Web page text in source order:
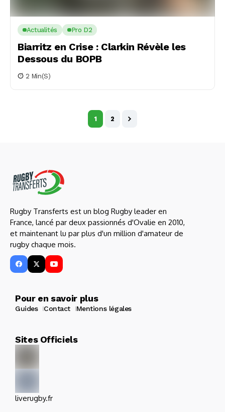
Actualités Pro D2
Biarritz en Crise : Clarkin Révèle les
Dessous du BOPB
2 Min(s)
1 2
Rugby Transferts est un blog Rugby leader en
France, lancé par deux passionnés d'Ovalie en 2010,
et maintenant lu par plus d'un million d'amateur de
rugby chaque mois.
Pour en savoir plus
Guides Contact Mentions légales
Sites Officiels
liverugby.fr